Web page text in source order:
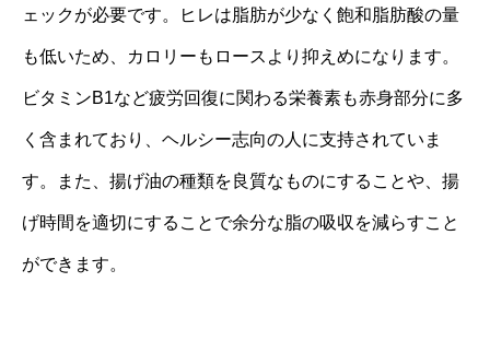
ェックが必要です。ヒレは脂肪が少なく飽和脂肪酸の量
も低いため、カロリーもロースより抑えめになります。
ビタミンB1など疲労回復に関わる栄養素も赤身部分に多
く含まれており、ヘルシー志向の人に支持されていま
す。また、揚げ油の種類を良質なものにすることや、揚
げ時間を適切にすることで余分な脂の吸収を減らすこと
ができます。